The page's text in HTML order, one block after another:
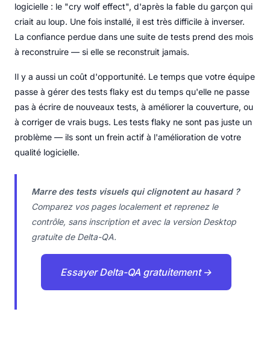
logicielle : le "cry wolf effect", d'après la fable du garçon qui
criait au loup. Une fois installé, il est très difficile à inverser.
La confiance perdue dans une suite de tests prend des mois
à reconstruire — si elle se reconstruit jamais.
Il y a aussi un coût d'opportunité. Le temps que votre équipe
passe à gérer des tests flaky est du temps qu'elle ne passe
pas à écrire de nouveaux tests, à améliorer la couverture, ou
à corriger de vrais bugs. Les tests flaky ne sont pas juste un
problème — ils sont un frein actif à l'amélioration de votre
qualité logicielle.
Marre des tests visuels qui clignotent au hasard ?
Comparez vos pages localement et reprenez le
contrôle, sans inscription et avec la version Desktop
gratuite de Delta-QA.
Essayer Delta-QA gratuitement →